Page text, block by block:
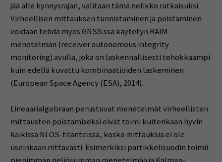
jää alle kynnysrajan, valitaan tämä nelikko ratkaisuksi.
Virheellisen mittauksen tunnistaminen ja poistaminen
voidaan tehdä myös GNSS:ssä käytetyn RAIM-
menetelmän (receiver autonomous integrity
monitoring) avulla, joka on laskennallisesti tehokkaampi
kuin edellä kuvattu kombinaatioiden laskeminen
(European Space Agency (ESA), 2014).
Lineaarialgebraan perustuvat menetelmät virheellisten
mittausten poistamiseksi eivät toimi kuitenkaan hyvin
kaikissa NLOS-tilanteissa, koska mittauksia ei ole
useinkaan riittävästi. Esimerkiksi partikkelisuodin toimii